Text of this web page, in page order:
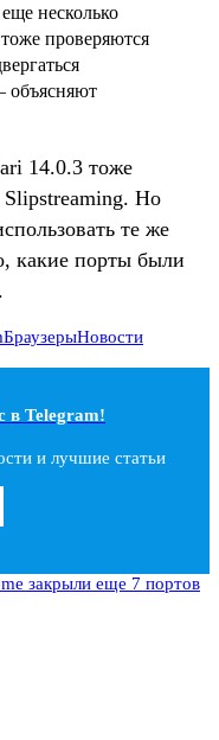
несколько
проверяются
объясняют
14.0.3 тоже
Slipstreaming. Но
те же
какие порты были
БраузерыНовости
в Telegram!
и лучшие статьи
закрыли еще 7 портов